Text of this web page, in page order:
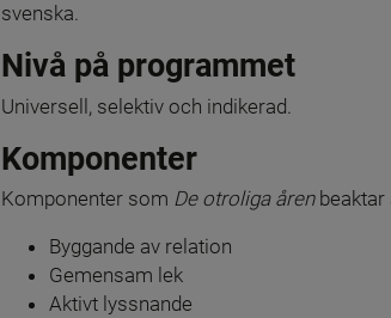
svenska.
Nivå på programmet
Universell, selektiv och indikerad.
Komponenter
Komponenter som De otroliga åren beaktar
Byggande av relation
Gemensam lek
Aktivt lyssnande